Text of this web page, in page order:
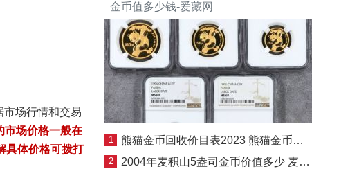
市场行情和交易
市场价格一般在
具体价格可拨打
金币值多少钱-爱藏网
1 熊猫金币回收价目表2023 熊猫金币套装现在市场价
2 2004年麦积山5盎司金币价值多少 麦积山5盎司金币的价格